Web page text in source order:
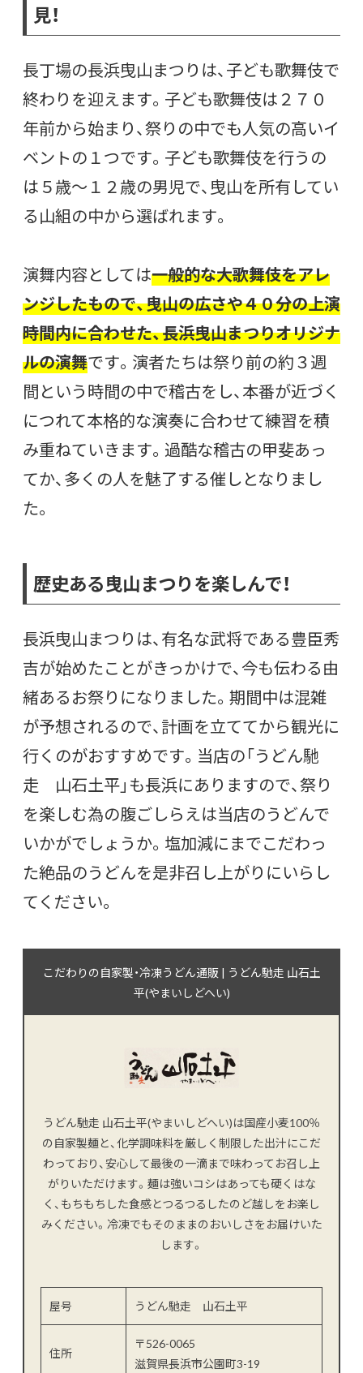
見！
長丁場の長浜曳山まつりは、子ども歌舞伎で
終わりを迎えます。子ども歌舞伎は２７０
年前から始まり、祭りの中でも人気の高いイ
ベントの１つです。子ども歌舞伎を行うの
は５歳～１２歳の男児で、曳山を所有してい
る山組の中から選ばれます。
演舞内容としては一般的な大歌舞伎をアレ
ンジしたもので、曳山の広さや４０分の上演
時間内に合わせた、長浜曳山まつりオリジナ
ルの演舞です。演者たちは祭り前の約３週
間という時間の中で稽古をし、本番が近づく
につれて本格的な演奏に合わせて練習を積
み重ねていきます。過酷な稽古の甲斐あっ
てか、多くの人を魅了する催しとなりまし
た。
歴史ある曳山まつりを楽しんで！
長浜曳山まつりは、有名な武将である豊臣秀
吉が始めたことがきっかけで、今も伝わる由
緒あるお祭りになりました。期間中は混雑
が予想されるので、計画を立ててから観光に
行くのがおすすめです。当店の「うどん馳
走 山石土平」も長浜にありますので、祭り
を楽しむ為の腹ごしらえは当店のうどんで
いかがでしょうか。塩加減にまでこだわっ
た絶品のうどんを是非召し上がりにいらし
てください。
こだわりの自家製・冷凍うどん通販 | うどん馳走 山石土
平(やまいしどへい)
うどん馳走 山石土平(やまいしどへい)は国産小麦100％
の自家製麺と、化学調味料を厳しく制限した出汁にこだ
わっており、安心して最後の一滴まで味わってお召し上
がりいただけます。麺は強いコシはあっても硬くはな
く、もちもちした食感とつるつるしたのど越しをお楽し
みください。冷凍でもそのままのおいしさをお届けいた
します。
屋号 うどん馳走 山石土平
住所
〒526-0065
滋賀県長浜市公園町3-19